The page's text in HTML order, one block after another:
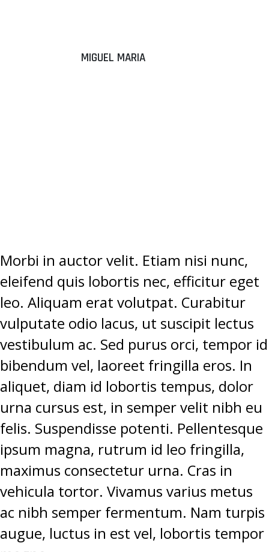
MIGUEL MARIA
Morbi in auctor velit. Etiam nisi nunc,
eleifend quis lobortis nec, efficitur eget
leo. Aliquam erat volutpat. Curabitur
vulputate odio lacus, ut suscipit lectus
vestibulum ac. Sed purus orci, tempor id
bibendum vel, laoreet fringilla eros. In
aliquet, diam id lobortis tempus, dolor
urna cursus est, in semper velit nibh eu
felis. Suspendisse potenti. Pellentesque
ipsum magna, rutrum id leo fringilla,
maximus consectetur urna. Cras in
vehicula tortor. Vivamus varius metus
ac nibh semper fermentum. Nam turpis
augue, luctus in est vel, lobortis tempor